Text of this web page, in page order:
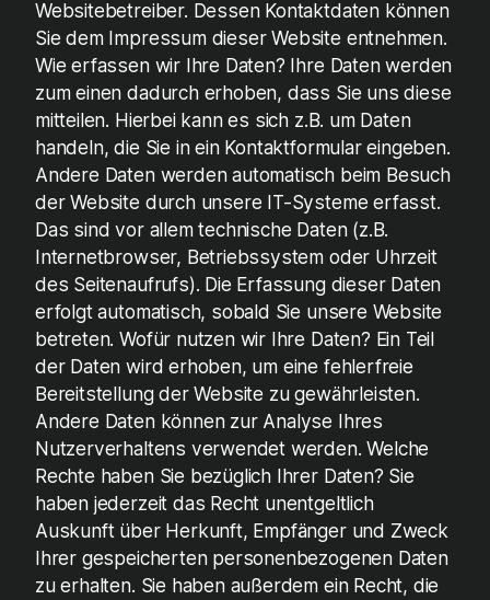
Websitebetreiber. Dessen Kontaktdaten können
Sie dem Impressum dieser Website entnehmen.
Wie erfassen wir Ihre Daten? Ihre Daten werden
zum einen dadurch erhoben, dass Sie uns diese
mitteilen. Hierbei kann es sich z.B. um Daten
handeln, die Sie in ein Kontaktformular eingeben.
Andere Daten werden automatisch beim Besuch
der Website durch unsere IT-Systeme erfasst.
Das sind vor allem technische Daten (z.B.
Internetbrowser, Betriebssystem oder Uhrzeit
des Seitenaufrufs). Die Erfassung dieser Daten
erfolgt automatisch, sobald Sie unsere Website
betreten. Wofür nutzen wir Ihre Daten? Ein Teil
der Daten wird erhoben, um eine fehlerfreie
Bereitstellung der Website zu gewährleisten.
Andere Daten können zur Analyse Ihres
Nutzerverhaltens verwendet werden. Welche
Rechte haben Sie bezüglich Ihrer Daten? Sie
haben jederzeit das Recht unentgeltlich
Auskunft über Herkunft, Empfänger und Zweck
Ihrer gespeicherten personenbezogenen Daten
zu erhalten. Sie haben außerdem ein Recht, die